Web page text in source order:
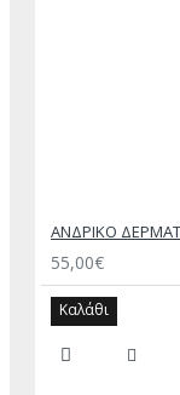
55,00€
Καλάθι